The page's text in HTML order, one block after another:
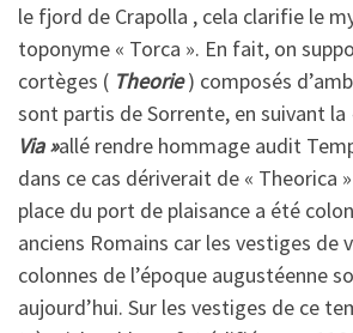
le fjord de Crapolla , cela clarifie le
toponyme « Torca ». En fait, on
cortèges ( Theorie) composés
sont partis de Sorrente, en suivant la
Via »allé rendre hommage audit
dans ce cas dériverait de « Theorica
place du port de plaisance a été
anciens Romains car les vestiges de
colonnes de l’époque augustéenne
aujourd’hui. Sur les vestiges de ce